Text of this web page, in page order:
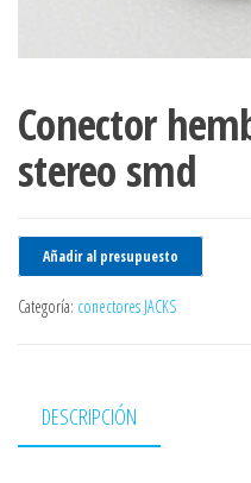
Conector
stereo smd
Añadir al presupuesto
Categoría: conectores JACKS
DESCRIPCIÓN